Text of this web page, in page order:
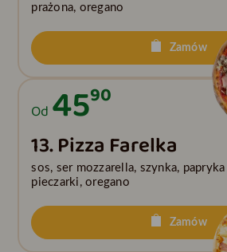
prażona, oregano
Zamów
Od 4590
13. Pizza Farelka
sos, ser mozzarella, szynka,
pieczarki, oregano
Zamów